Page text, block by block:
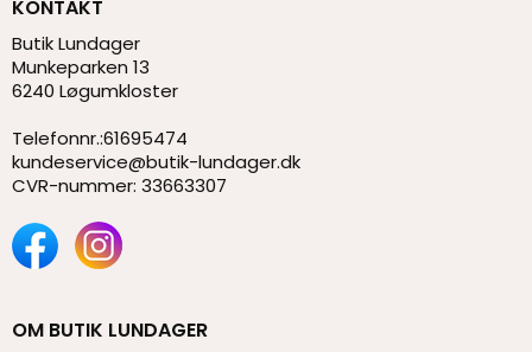
KONTAKT
Butik Lundager
Munkeparken 13
6240 Løgumkloster
Telefonnr.:61695474
kundeservice@butik-lundager.dk
CVR-nummer: 33663307
OM BUTIK LUNDAGER